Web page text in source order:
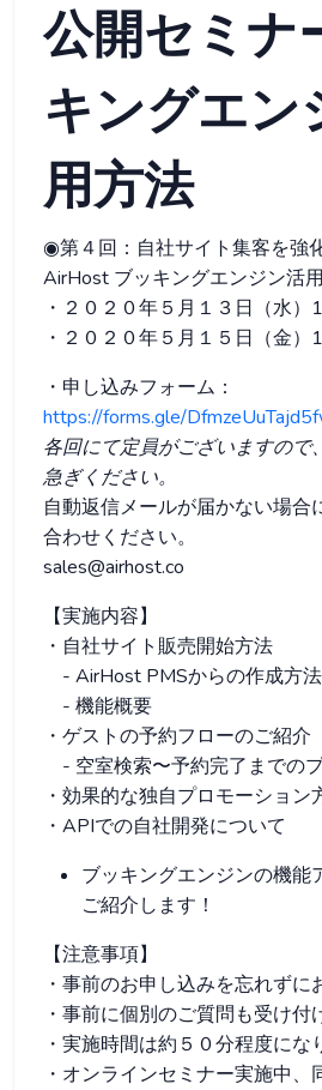
公開セミナ
キングエン
用方法
◉第４回：自社サイト集客を強
AirHost ブッキングエンジン活
・２０２０年５月１３日（水
・２０２０年５月１５日（金
・申し込みフォーム：
https://forms.gle/
各回にて定員がございますので
急ぎください。
自動返信メールが届かない場合
合わせください。
sales@airhost.co
【実施内容】
・自社サイト販売開始方法
- AirHost PMSからの作成方法
- 機能概要
・ゲストの予約フローのご紹介
- 空室検索〜予約完了までの
・効果的な独自プロモーション
・APIでの自社開発について
ブッキングエンジンの機能
ご紹介します！
【注意事項】
・事前のお申し込みを忘れずに
・事前に個別のご質問も受け付
・実施時間は約５０分程度にな
・オンラインセミナー実施中